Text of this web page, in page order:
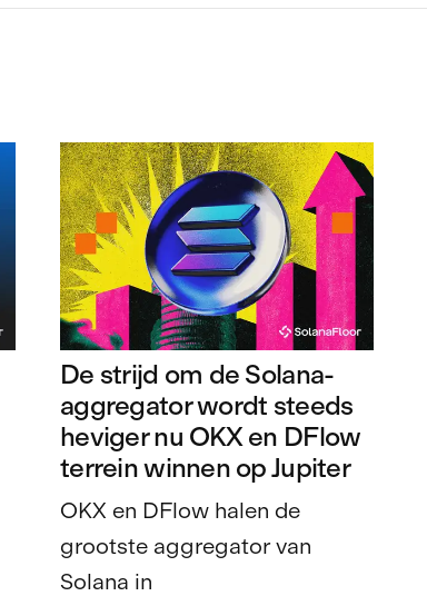
De strijd om de Solana-
aggregator wordt steeds
heviger nu OKX en DFlow
terrein winnen op Jupiter
OKX en DFlow halen de
grootste aggregator van
Solana in